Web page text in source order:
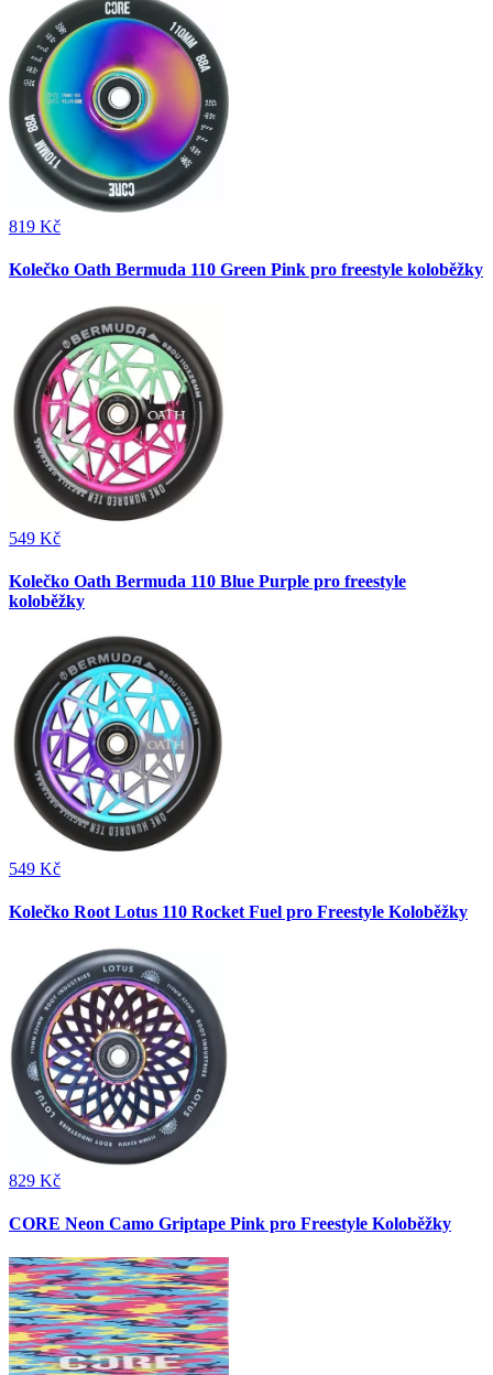
819 Kč
Kolečko Oath Bermuda 110 Green Pink pro freestyle koloběžky
549 Kč
Kolečko Oath Bermuda 110 Blue Purple pro freestyle
koloběžky
549 Kč
Kolečko Root Lotus 110 Rocket Fuel pro Freestyle Koloběžky
829 Kč
CORE Neon Camo Griptape Pink pro Freestyle Koloběžky